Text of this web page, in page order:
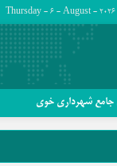
جامع شهرداری خوی